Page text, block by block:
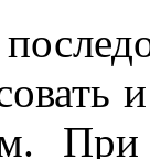
При